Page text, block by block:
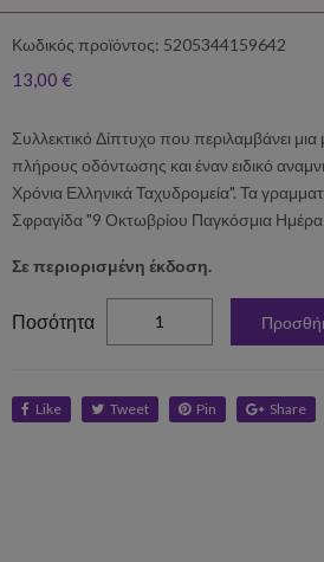
Κωδικός προϊόντος: 5205344159642
13,00 €
Συλλεκτικό Δίπτυχο που περιλαμβάνει
πλήρους οδόντωσης και έναν ειδικό
Χρόνια Ελληνικά Ταχυδρομεία". Τα
Σφραγίδα "9 Οκτωβρίου Παγκόσμια Ημέρα
Σε περιορισμένη έκδοση.
Ποσότητα
Like Tweet Pin Share